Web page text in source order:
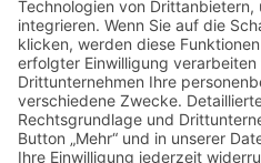
ALLGEMEIN
FRISEURE